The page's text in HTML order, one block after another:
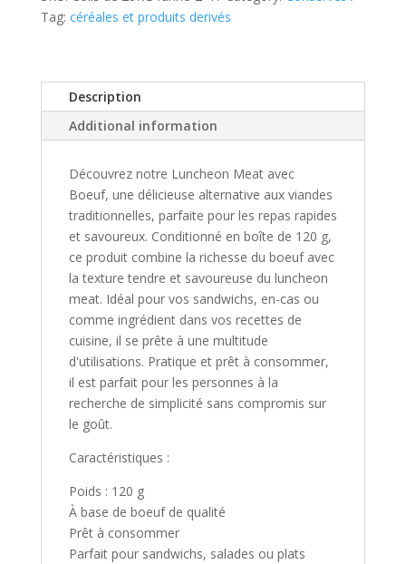
quantity
Tag: céréales et produits derivés
Description
Additional information
Découvrez notre Luncheon Meat avec
Boeuf, une délicieuse alternative aux viandes
traditionnelles, parfaite pour les repas rapides
et savoureux. Conditionné en boîte de 120 g,
ce produit combine la richesse du boeuf avec
la texture tendre et savoureuse du luncheon
meat. Idéal pour vos sandwichs, en-cas ou
comme ingrédient dans vos recettes de
cuisine, il se prête à une multitude
d'utilisations. Pratique et prêt à consommer,
il est parfait pour les personnes à la
recherche de simplicité sans compromis sur
le goût.
Caractéristiques :
Poids : 120 g
À base de boeuf de qualité
Prêt à consommer
Parfait pour sandwichs, salades ou plats